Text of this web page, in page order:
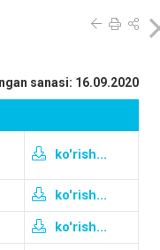
sanasi: 16.09.2020
ko'rish...
ko'rish...
ko'rish...